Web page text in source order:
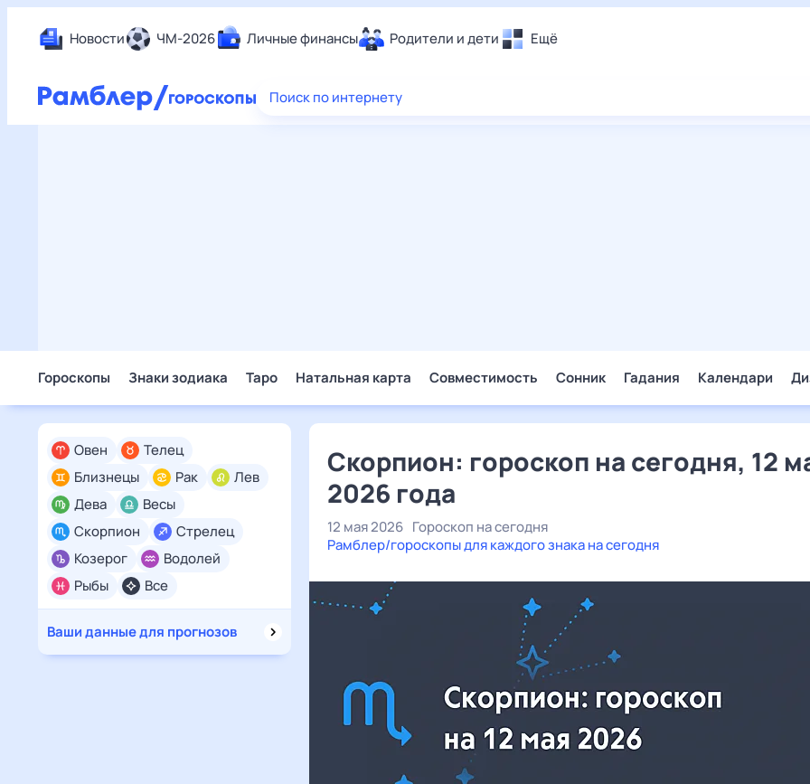
Новости ЧМ-2026 Личные финансы Родители и дети Ещё
Еда
Поиск по интернету
Гороскопы Знаки зодиака Таро Натальная карта Совместимость Сонник Гадания Календари
Все
Овен
Телец
Близнецы
Рак
Лев
Дева
Весы
Скорпион
Стрелец
Козерог
Водолей
Рыбы
Ваши данные для прогнозов
Скорпион: гороскоп на сегодня, 12
2026 года
12 мая 2026 Гороскоп на сегодня
Рамблер/гороскопы для каждого знака на сегодня